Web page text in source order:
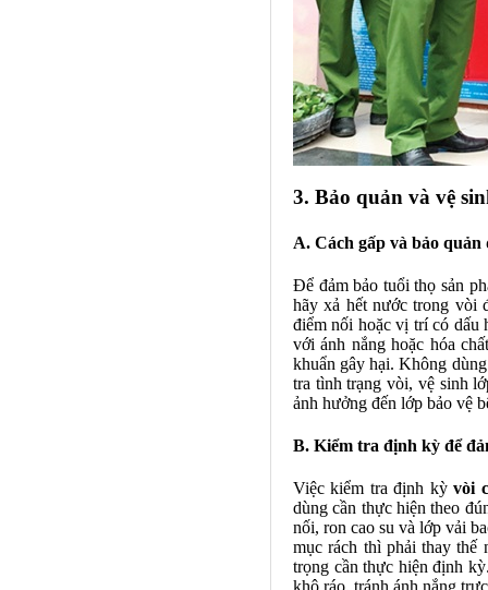
3. Bảo quản và vệ
A. Cách gấp và bảo
Để đảm bảo tuổi thọ sản
hãy xả hết nước trong vòi
điểm nối hoặc vị trí có dấu
với ánh nắng hoặc hóa
khuẩn gây hại. Không
tra tình trạng vòi, vệ sinh
ảnh hưởng đến lớp bảo vệ
B. Kiểm tra định kỳ để
Việc kiểm tra định kỳvòi
dùng cần thực hiện theo
nối, ron cao su và lớp vải
mục rách thì phải thay thế
trọng cần thực hiện định